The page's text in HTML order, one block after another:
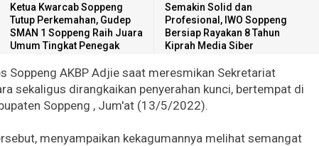
Ketua Kwarcab Soppeng
Tutup Perkemahan, Gudep
SMAN 1 Soppeng Raih Juara
Umum Tingkat Penegak
Semakin Solid dan
Profesional, IWO Soppeng
Bersiap Rayakan 8 Tahun
Kiprah Media Siber
Soppeng AKBP Adjie saat meresmikan Sekretariat
sekaligus dirangkaikan penyerahan kunci, bertempat di
Soppeng , Jum'at (13/5/2022).
menyampaikan kekagumannya melihat semangat